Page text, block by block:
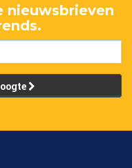
nieuwsbrieven